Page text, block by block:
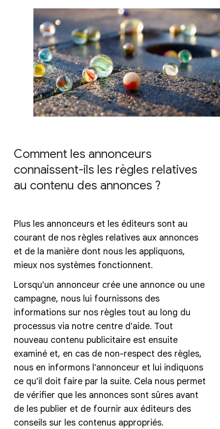
Comment les annonceurs
connaissent-ils les règles relatives
au contenu des annonces ?
Plus les annonceurs et les éditeurs sont au
courant de nos règles relatives aux annonces
et de la manière dont nous les appliquons,
mieux nos systèmes fonctionnent.
Lorsqu'un annonceur crée une annonce ou une
campagne, nous lui fournissons des
informations sur nos règles tout au long du
processus via notre centre d'aide. Tout
nouveau contenu publicitaire est ensuite
examiné et, en cas de non-respect des règles,
nous en informons l'annonceur et lui indiquons
ce qu'il doit faire par la suite. Cela nous permet
de vérifier que les annonces sont sûres avant
de les publier et de fournir aux éditeurs des
conseils sur les contenus appropriés.